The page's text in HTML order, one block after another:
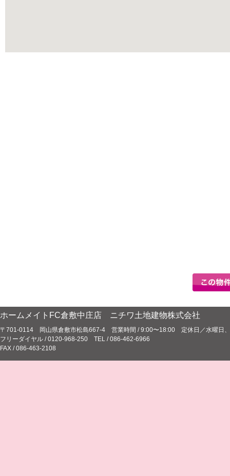
ホームメイトFC倉敷中庄店 ニチワ土地建物株式会社
〒701-0114 岡山県倉敷市松島667-4 営業時間 / 9:00〜18:00 定休日／水曜日、
フリーダイヤル / 0120-968-250 TEL / 086-462-6966
FAX / 086-463-2108